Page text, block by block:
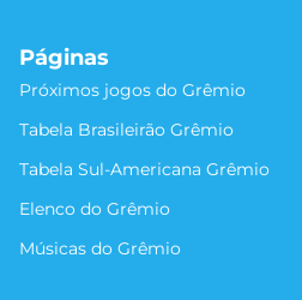
Páginas
Próximos jogos do Grêmio
Tabela Brasileirão Grêmio
Tabela Sul-Americana Grêmio
Elenco do Grêmio
Músicas do Grêmio